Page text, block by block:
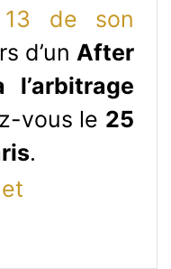
13 de son
d’un After
vous le 25
.